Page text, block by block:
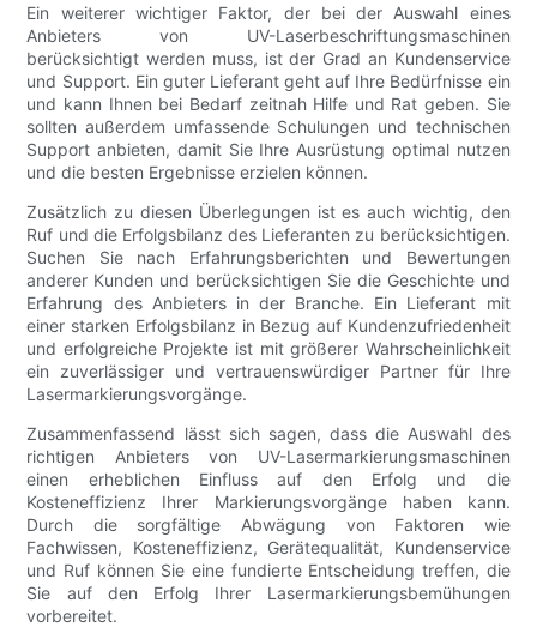
Ein weiterer wichtiger Faktor, der bei der Auswahl eines
Anbieters von UV-Laserbeschriftungsmaschinen
berücksichtigt werden muss, ist der Grad an Kundenservice
und Support. Ein guter Lieferant geht auf Ihre Bedürfnisse ein
und kann Ihnen bei Bedarf zeitnah Hilfe und Rat geben. Sie
sollten außerdem umfassende Schulungen und technischen
Support anbieten, damit Sie Ihre Ausrüstung optimal nutzen
und die besten Ergebnisse erzielen können.
Zusätzlich zu diesen Überlegungen ist es auch wichtig, den
Ruf und die Erfolgsbilanz des Lieferanten zu berücksichtigen.
Suchen Sie nach Erfahrungsberichten und Bewertungen
anderer Kunden und berücksichtigen Sie die Geschichte und
Erfahrung des Anbieters in der Branche. Ein Lieferant mit
einer starken Erfolgsbilanz in Bezug auf Kundenzufriedenheit
und erfolgreiche Projekte ist mit größerer Wahrscheinlichkeit
ein zuverlässiger und vertrauenswürdiger Partner für Ihre
Lasermarkierungsvorgänge.
Zusammenfassend lässt sich sagen, dass die Auswahl des
richtigen Anbieters von UV-Lasermarkierungsmaschinen
einen erheblichen Einfluss auf den Erfolg und die
Kosteneffizienz Ihrer Markierungsvorgänge haben kann.
Durch die sorgfältige Abwägung von Faktoren wie
Fachwissen, Kosteneffizienz, Gerätequalität, Kundenservice
und Ruf können Sie eine fundierte Entscheidung treffen, die
Sie auf den Erfolg Ihrer Lasermarkierungsbemühungen
vorbereitet.